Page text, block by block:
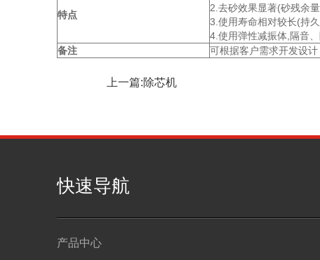
特点
2.去砂效果显著(砂残余
3.使用寿命相对较长(持
4.使用弹性减振体,隔音
备注
可根据客户需求开发设计
上一篇:除芯机
快速导航
产品中心